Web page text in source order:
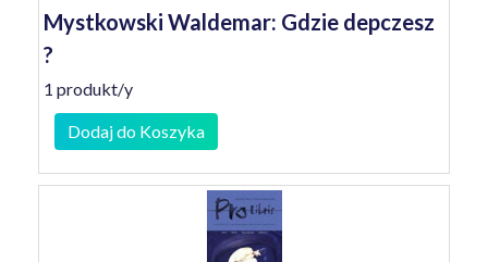
Mystkowski Waldemar: Gdzie depczesz
?
1 produkt/y
Dodaj do Koszyka